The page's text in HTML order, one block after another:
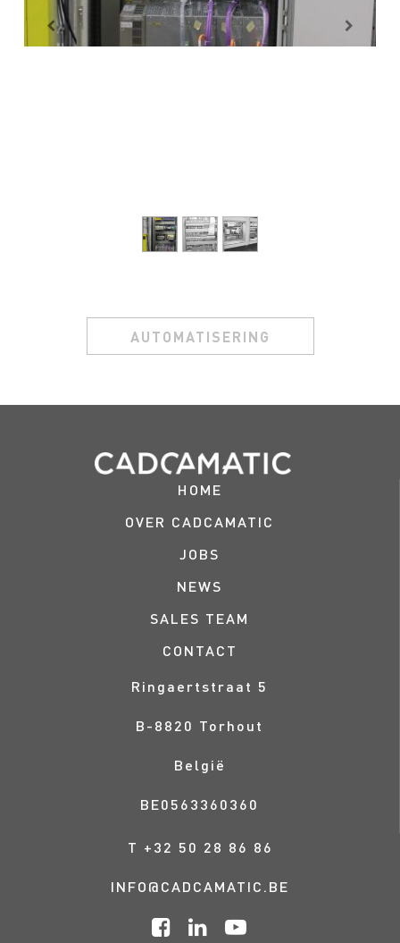
AUTOMATISERING
HOME
OVER CADCAMATIC
JOBS
NEWS
SALES TEAM
CONTACT
Ringaertstraat 5
B-8820 Torhout
België
BE0563360360
T +32 50 28 86 86
INFO@CADCAMATIC.BE